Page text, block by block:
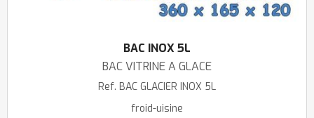
BAC INOX 5L
BAC VITRINE A GLACE
Ref. BAC GLACIER INOX 5L
froid-uisine